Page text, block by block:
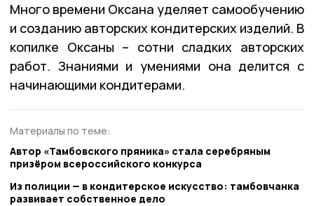
Много времени Оксана уделяет самообучению
и созданию авторских кондитерских изделий. В
копилке Оксаны – сотни сладких авторских
работ. Знаниями и умениями она делится с
начинающими кондитерами.
Материалы по теме:
Автор «Тамбовского пряника» стала серебряным
призёром всероссийского конкурса
Из полиции — в кондитерское искусство: тамбовчанка
развивает собственное дело